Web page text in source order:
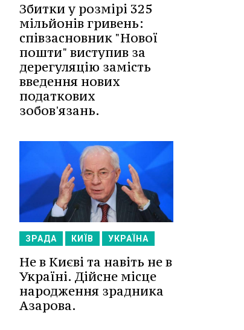
Збитки у розмірі 325
мільйонів гривень:
співзасновник "Нової
пошти" виступив за
дерегуляцію замість
введення нових
податкових
зобов'язань.
ЗРАДА КИЇВ УКРАЇНА
Не в Києві та навіть не в
Україні. Дійсне місце
народження зрадника
Азарова.